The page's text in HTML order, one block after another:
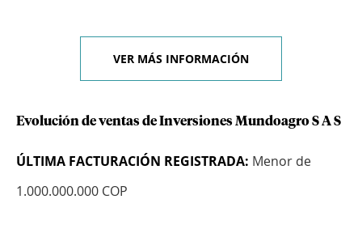
VER MÁS INFORMACIÓN
Evolución de ventas de Inversiones Mundoagro S A S
ÚLTIMA FACTURACIÓN REGISTRADA: Menor de
1.000.000.000 COP